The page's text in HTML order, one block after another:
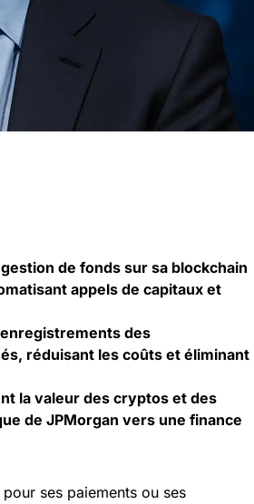
de fonds sur sa blockchain
appels de capitaux et
des
réduisant les coûts et éliminant
la valeur des cryptos et des
de JPMorgan vers une finance
pour ses paiements ou ses